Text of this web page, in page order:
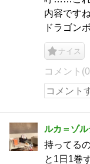
内容です
ドラゴン
ナイス
コメント
ルカ＝ゾ
持ってる
と1日1巻